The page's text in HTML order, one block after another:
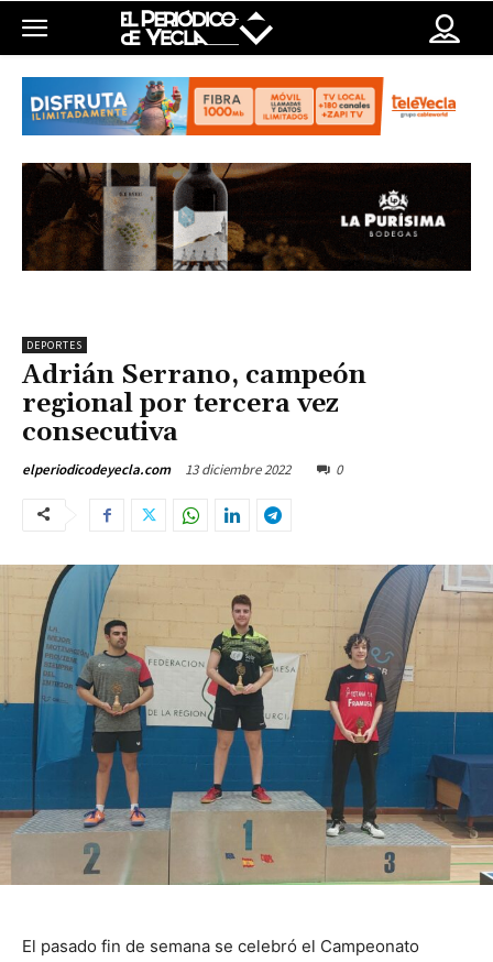
DEPORTES
Adrián Serrano, campeón
regional por tercera vez
consecutiva
elperiodicodeyecla.com 13 diciembre 2022 0
El pasado fin de semana se celebró el Campeonato